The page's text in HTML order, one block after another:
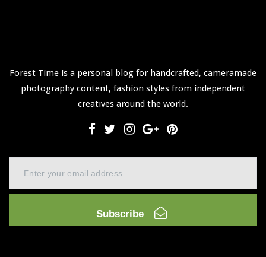
Forest Time is a personal blog for handcrafted, cameramade
photography content, fashion styles from independent
creatives around the world.
Subscribe